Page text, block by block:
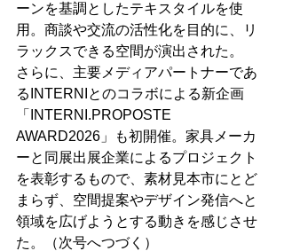
ーンを基調としたテキスタイルを使
用。商談や交流の活性化を目的に、リ
ラックスできる空間が演出された。
さらに、主要メディアパートナーであ
るINTERNIとのコラボによる新企画
「INTERNI.PROPOSTE
AWARD2026」も初開催。家具メーカ
ーと同展出展企業によるプロジェクト
を表彰するもので、素材見本市にとど
まらず、空間提案やデザイン発信へと
領域を広げようとする動きを感じさせ
た。（次号へつづく）